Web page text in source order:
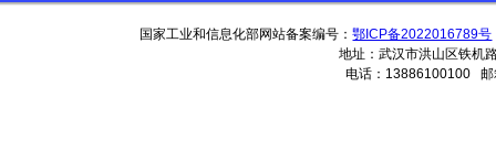
国家工业和信息化部网站备案编号：鄂ICP备2022016789号
地址：武汉市洪山区铁机
电话：13886100100 邮